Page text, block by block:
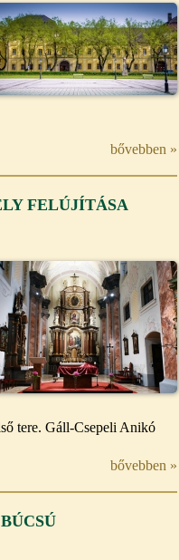
bővebben »
FELÚJÍTÁSA
tere. Gáll-Csepeli Anikó
bővebben »